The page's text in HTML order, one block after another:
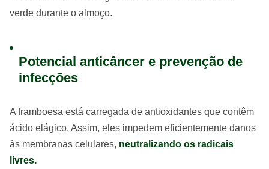
verde durante o almoço.
Potencial anticâncer e prevenção de
infecções
A framboesa está carregada de antioxidantes que contêm
ácido elágico. Assim, eles impedem eficientemente danos
às membranas celulares, neutralizando os radicais
livres.